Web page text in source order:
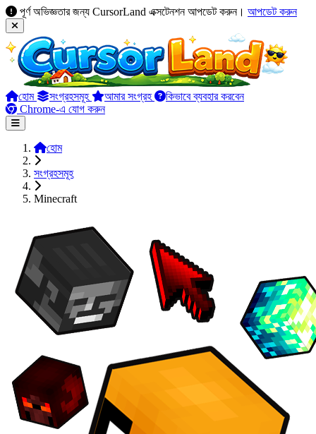
পূর্ণ অভিজ্ঞতার জন্য CursorLand এক্সটেনশন আপডেট করুন। আপডেট করুন
হোম সংগ্রহসমূহ আমার সংগ্রহ
কিভাবে ব্যবহার করবেন
Chrome-এ যোগ করুন
হোম
সংগ্রহসমূহ
Minecraft